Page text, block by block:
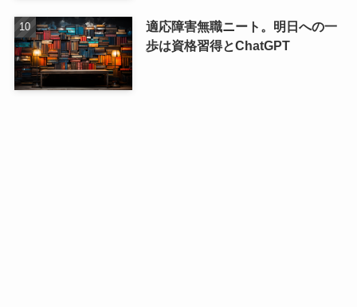
適応障害無職ニート。明日への一
歩は資格習得とChatGPT